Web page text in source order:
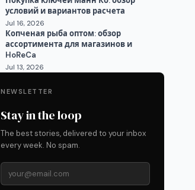
условий и вариантов расчета
Jul 16, 2026
Копченая рыба оптом: обзор
ассортимента для магазинов и
HoReCa
Jul 13, 2026
NEWSLETTER
Stay in the loop
The best stories, delivered to your inbox
every week. No spam.